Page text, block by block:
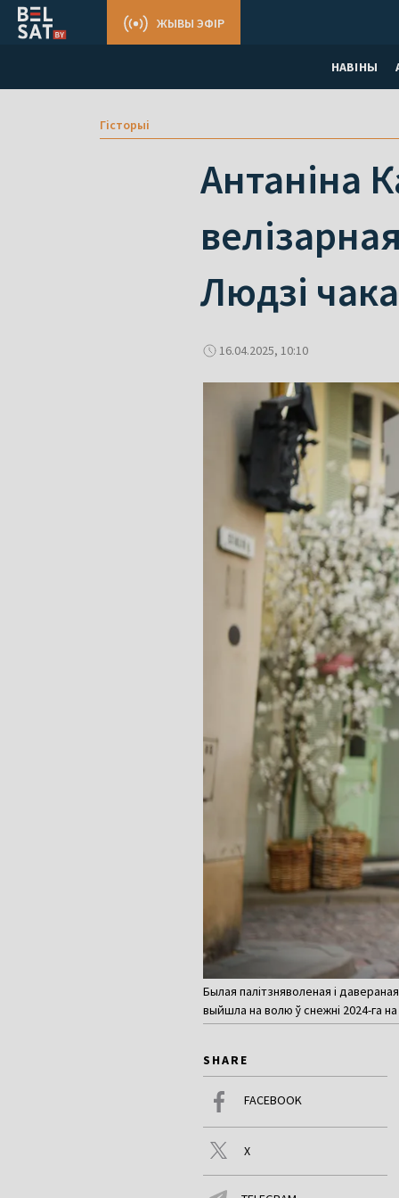
НАВІНЫ
ЖЫВЫ ЭФІР
Гісторыі
Антаніна
Людзі
16.04.2025, 10:10
Былая палітзняволеная і
выйшла на волю ў снежні 2024-га
SHARE
FACEBOOK
X